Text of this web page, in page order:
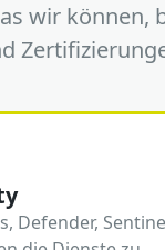
wir können,
Defender,